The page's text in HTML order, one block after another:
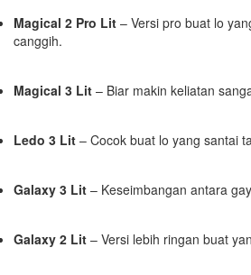
Magical 2 Pro Lit – Versi pro buat lo
canggih.
Magical 3 Lit – Biar makin keliatan
Ledo 3 Lit – Cocok buat lo yang santai
Galaxy 3 Lit – Keseimbangan antara
Galaxy 2 Lit – Versi lebih ringan buat